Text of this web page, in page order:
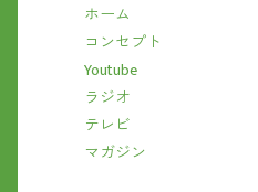
ホーム
コンセプト
Youtube
ラジオ
テレビ
マガジン